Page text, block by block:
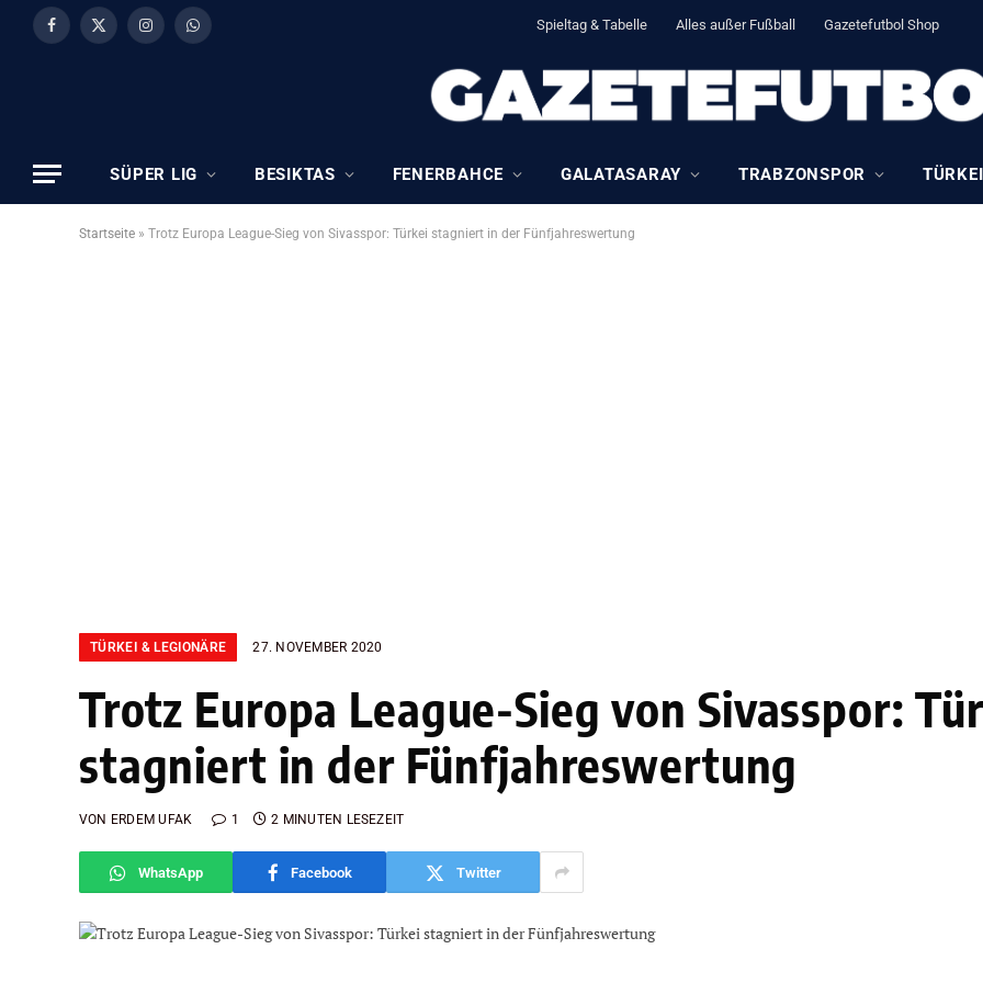
Facebook
X
InstagramWhatsApp Spieltag & Tabelle Alles außer Fußball Gazetefutbol Shop
SÜPER LIG BESIKTAS FENERBAHCE GALATASARAY TRABZONSPOR
Startseite » Trotz Europa League-Sieg von Sivasspor: Türkei stagniert in der Fünfjahreswertung
TÜRKEI & LEGIONÄRE 27. NOVEMBER 2020
Trotz Europa League-Sieg von Sivasspor:
stagniert in der Fünfjahreswertung
VON ERDEM UFAK 1 2 MINUTEN LESEZEIT
WhatsApp Facebook Twitter